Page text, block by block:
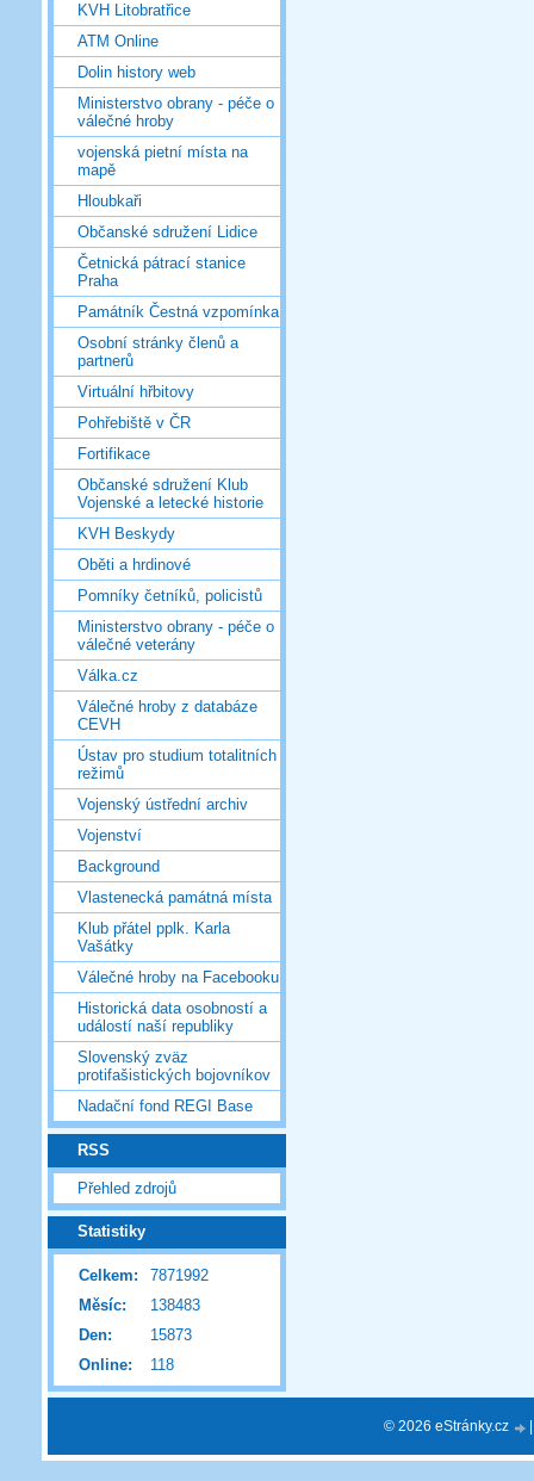
KVH Litobratřice
ATM Online
Dolin history web
Ministerstvo obrany - péče o
válečné hroby
vojenská pietní místa na
mapě
Hloubkaři
Občanské sdružení Lidice
Četnická pátrací stanice
Praha
Památník Čestná vzpomínka
Osobní stránky členů a
partnerů
Virtuální hřbitovy
Pohřebiště v ČR
Fortifikace
Občanské sdružení Klub
Vojenské a letecké historie
KVH Beskydy
Oběti a hrdinové
Pomníky četníků, policistů
Ministerstvo obrany - péče o
válečné veterány
Válka.cz
Válečné hroby z databáze
CEVH
Ústav pro studium totalitních
režimů
Vojenský ústřední archiv
Vojenství
Background
Vlastenecká památná místa
Klub přátel pplk. Karla
Vašátky
Válečné hroby na Facebooku
Historická data osobností a
událostí naší republiky
Slovenský zväz
protifašistických bojovníkov
Nadační fond REGI Base
RSS
Přehled zdrojů
Statistiky
Online: 118
Celkem:
7871992
Měsíc:
138483
Den:
15873
© 2026 eStránky.cz